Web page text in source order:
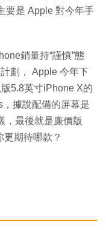
要是 Apple 對今年手
銷量持“謹慎”態
劃， Apple 今年下
5.8英寸iPhone X的
據說配備的屏幕是
，最後就是廉價版
期待哪款？